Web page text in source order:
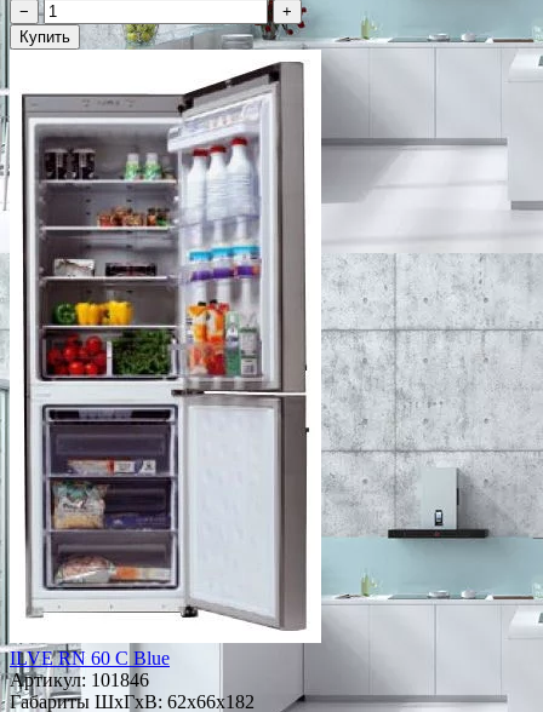
−
+
Купить
ILVE RN 60 C Blue
Артикул: 101846
Габариты ШxГxВ: 62x66x182